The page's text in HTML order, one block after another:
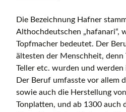
Die Bezeichnung Hafner
Althochdeutschen „hafanari“,
Topfmacher bedeutet. Der
ältesten der Menschheit, denn
Teller etc. wurden und
Der Beruf umfasste vor allem
sowie auch die Herstellung
Tonplatten, und ab 1300 auch